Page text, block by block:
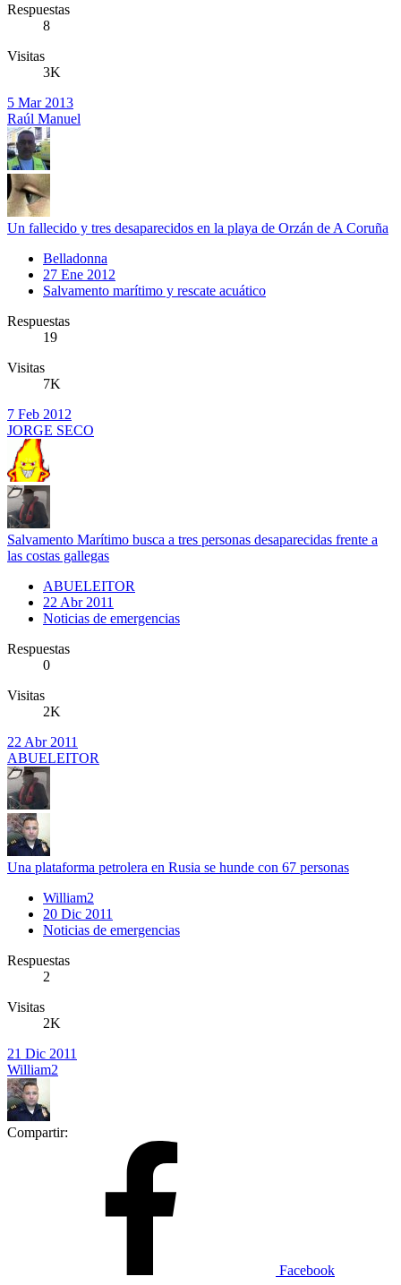
Respuestas
8
Visitas
3K
5 Mar 2013
Raúl Manuel
Un fallecido y tres desaparecidos en la playa de Orzán de A Coruña
Belladonna
27 Ene 2012
Salvamento marítimo y rescate acuático
Respuestas
19
Visitas
7K
7 Feb 2012
JORGE SECO
Salvamento Marítimo busca a tres personas desaparecidas frente a
las costas gallegas
ABUELEITOR
22 Abr 2011
Noticias de emergencias
Respuestas
0
Visitas
2K
22 Abr 2011
ABUELEITOR
Una plataforma petrolera en Rusia se hunde con 67 personas
William2
20 Dic 2011
Noticias de emergencias
Respuestas
2
Visitas
2K
21 Dic 2011
William2
Compartir:
Facebook